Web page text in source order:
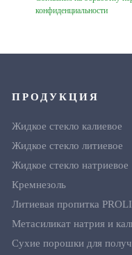
конфиденциальности
ПРОДУКЦИЯ
Жидкое стекло калиевое
Жидкое стекло литиевое
Жидкое стекло натриевое
Кремнезоль
Литиевая пропитка
Метасиликат натрия и
Сухие порошки для